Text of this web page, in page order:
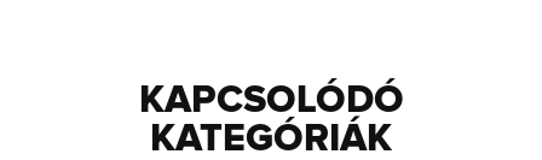
KAPCSOLÓDÓ
KATEGÓRIÁK